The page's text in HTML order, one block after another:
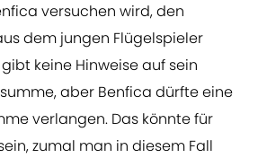
versuchen wird, den
dem jungen Flügelspieler
keine Hinweise auf sein
aber Benfica dürfte eine
verlangen. Das könnte für
zumal man in diesem Fall